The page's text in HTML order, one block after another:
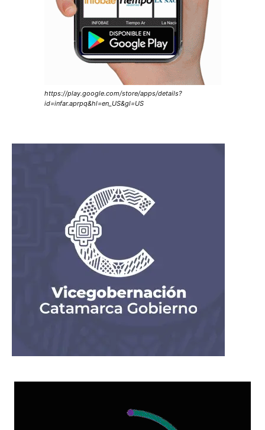
https://play.google.com/store/apps/details?
id=infar.aprpq&hl=en_US&gl=US